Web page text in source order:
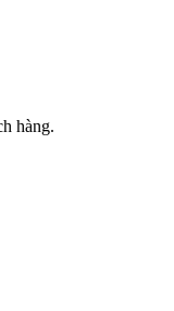
hàng.